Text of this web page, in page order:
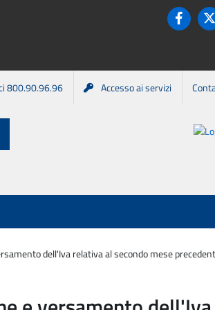
800.90.96.96 Accesso ai servizi
dell'Iva relativa al secondo mese